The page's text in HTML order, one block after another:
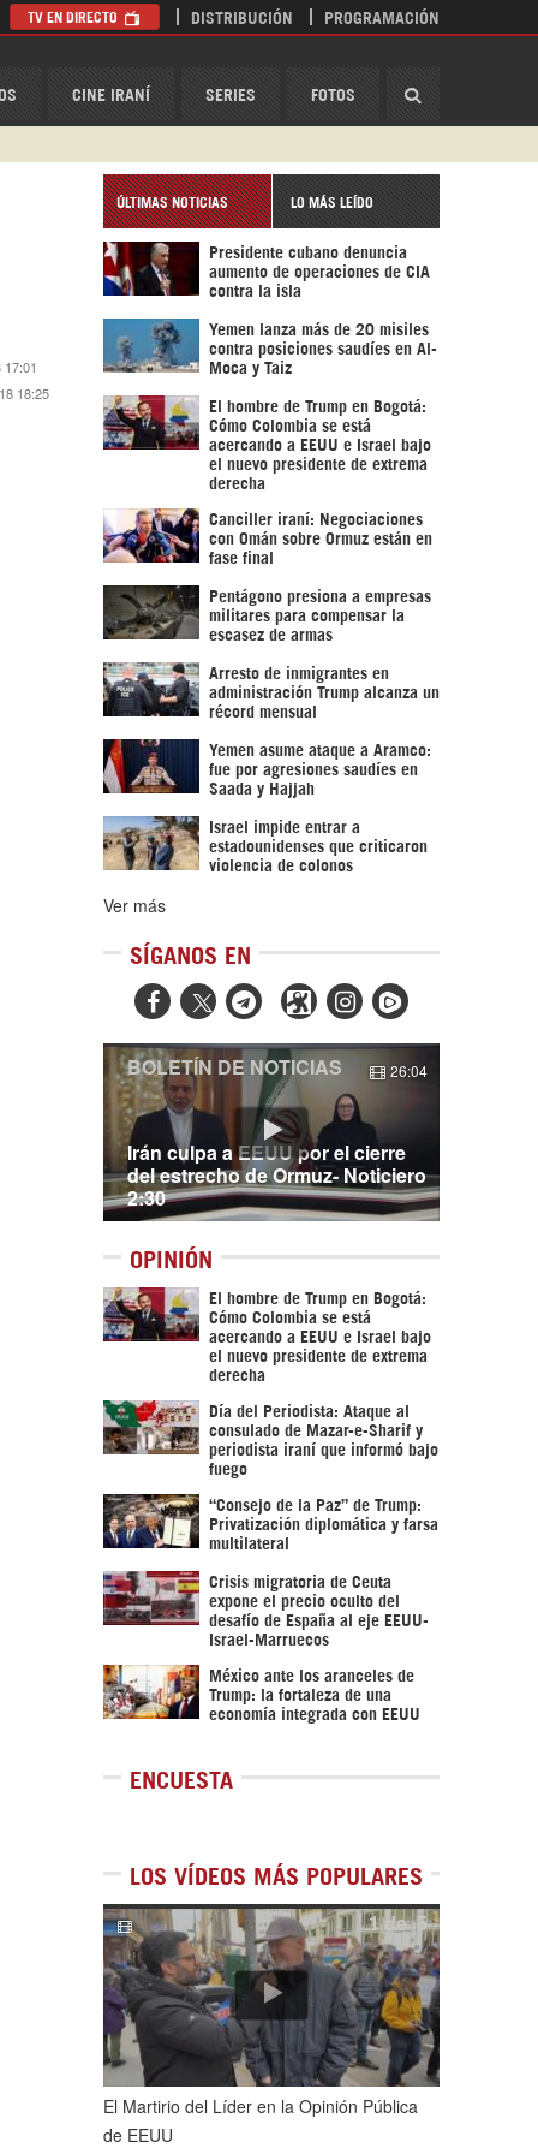
CINE IRANÍ SERIES FOTOS
TV EN DIRECTO DISTRIBUCIÓN PROGRAMACIÓN
18:25
ÚLTIMAS NOTICIAS LO MÁS LEÍDO
Presidente cubano denuncia
aumento de operaciones de CIA
contra la isla
Yemen lanza más de 20 misiles
contra posiciones saudíes en Al-
Moca y Taiz
El hombre de Trump en Bogotá:
Cómo Colombia se está
acercando a EEUU e Israel bajo
el nuevo presidente de extrema
derecha
Canciller iraní: Negociaciones
con Omán sobre Ormuz están en
fase final
Pentágono presiona a empresas
militares para compensar la
escasez de armas
Arresto de inmigrantes en
administración Trump alcanza un
récord mensual
Yemen asume ataque a Aramco:
fue por agresiones saudíes en
Saada y Hajjah
Israel impide entrar a
estadounidenses que criticaron
violencia de colonos
Ver más
SÍGANOS EN
  
Irán culpa a EEUU por el cierre
del estrecho de Ormuz- Noticiero
2:30
BOLETÍN DE NOTICIAS 26:04
OPINIÓN
El hombre de Trump en Bogotá:
Cómo Colombia se está
acercando a EEUU e Israel bajo
el nuevo presidente de extrema
derecha
Día del Periodista: Ataque al
consulado de Mazar-e-Sharif y
periodista iraní que informó bajo
fuego
“Consejo de la Paz” de Trump:
Privatización diplomática y farsa
multilateral
Crisis migratoria de Ceuta
expone el precio oculto del
desafío de España al eje EEUU-
Israel-Marruecos
México ante los aranceles de
Trump: la fortaleza de una
economía integrada con EEUU
ENCUESTA
LOS VÍDEOS MÁS POPULARES
1de5
El Martirio del Líder en la Opinión Pública
de EEUU